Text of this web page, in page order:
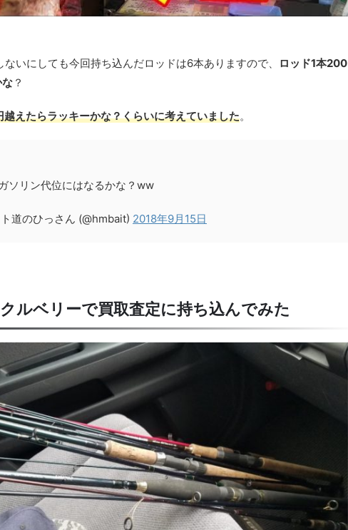
ないにしても今回持ち込んだロッドは6本ありますので、
ロッド1本200
？
えたらラッキーかな？くらいに考えていました。
ソリン代位にはなるかな？ww
道のひっさん (@hmbait) 2018年9月15日
ルベリーで買取査定に持ち込んでみた